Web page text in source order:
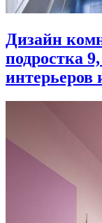
Дизайн
подростка
интерьеров